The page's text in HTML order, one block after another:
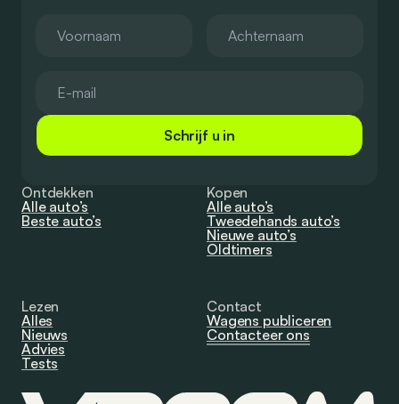
Schrijf u in
Ontdekken
Alle auto’s
Beste auto’s
Kopen
Alle auto’s
Tweedehands auto’s
Nieuwe auto’s
Oldtimers
Lezen
Alles
Nieuws
Advies
Tests
Contact
Wagens publiceren
Contacteer ons